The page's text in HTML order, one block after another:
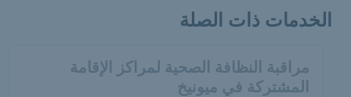
الخدمات ذات الصلة
مراقبة النظافة الصحية لمراكز الإقامة
المشتركة في ميونيخ